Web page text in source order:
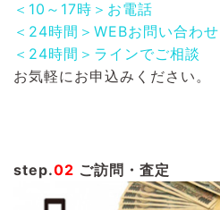
＜10～17時＞お電話
＜24時間＞WEBお問い合わせ
＜24時間＞ラインでご相談
お気軽にお申込みください。
step.02 ご訪問・査定